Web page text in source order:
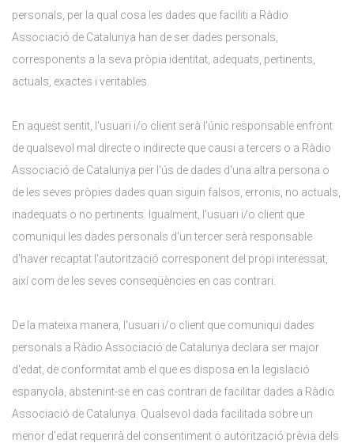
personals, per la qual cosa les dades que faciliti a Ràdio
Associació de Catalunya han de ser dades personals,
corresponents a la seva pròpia identitat, adequats, pertinents,
actuals, exactes i veritables.
En aquest sentit, l'usuari i/o client serà l'únic responsable enfront
de qualsevol mal directe o indirecte que causi a tercers o a Ràdio
Associació de Catalunya per l'ús de dades d'una altra persona o
de les seves pròpies dades quan siguin falsos, erronis, no actuals,
inadequats o no pertinents. Igualment, l'usuari i/o client que
comuniqui les dades personals d'un tercer serà responsable
d'haver recaptat l'autorització corresponent del propi interessat,
així com de les seves conseqüències en cas contrari.
De la mateixa manera, l'usuari i/o client que comuniqui dades
personals a Ràdio Associació de Catalunya declara ser major
d'edat, de conformitat amb el que es disposa en la legislació
espanyola, abstenint-se en cas contrari de facilitar dades a Ràdio
Associació de Catalunya. Qualsevol dada facilitada sobre un
menor d'edat requerirà del consentiment o autorització prèvia dels